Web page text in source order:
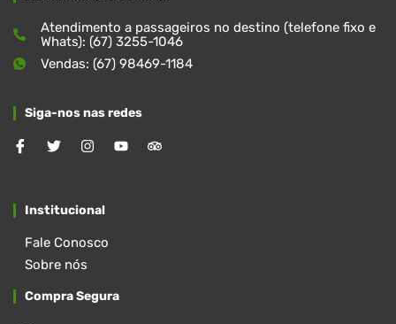
Atendimento a passageiros no destino (telefone fixo e
Whats): (67) 3255-1046
Vendas: (67) 98469-1184
Siga-nos nas redes
Institucional
Fale Conosco
Sobre nós
Compra Segura